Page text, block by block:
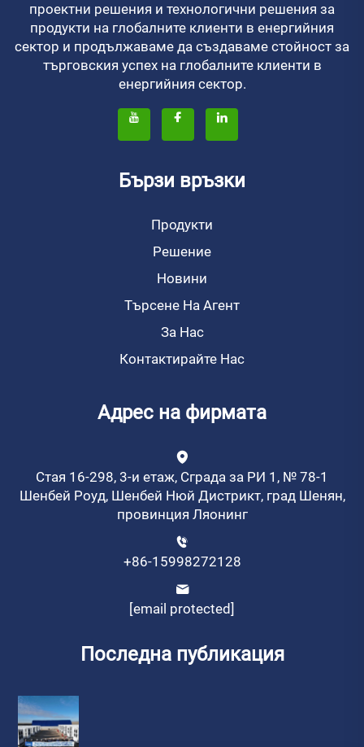
проектни решения и технологични решения за
продукти на глобалните клиенти в енергийния
сектор и продължаваме да създаваме стойност за
търговския успех на глобалните клиенти в
енергийния сектор.
Бързи връзки
Продукти
Решение
Новини
Търсене На Агент
За Нас
Контактирайте Нас
Адрес на фирмата
Стая 16-298, 3-и етаж, Сграда за РИ 1, № 78-1
Шенбей Роуд, Шенбей Нюй Дистрикт, град Шенян,
провинция Ляонинг
+86-15998272128
[email protected]
Последна публикация